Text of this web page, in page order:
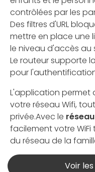
contrôlées par les
Des filtres d'URL
mettre en place une
le niveau d'accès au
Le routeur supporte
pour
L'application permet
votre réseau Wifi,
privée.Avec le
facilement votre
du réseau de la
Voir